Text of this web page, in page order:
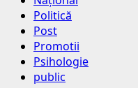
Politică
Post
Promotii
Psihologie
public